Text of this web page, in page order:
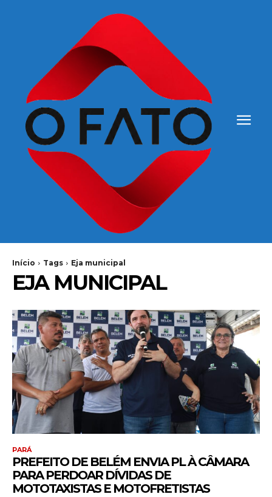
Início Tags Eja municipal
EJA MUNICIPAL
PARÁ
PREFEITO DE BELÉM ENVIA PL À CÂMARA
PARA PERDOAR DÍVIDAS DE
MOTOTAXISTAS E MOTOFRETISTAS